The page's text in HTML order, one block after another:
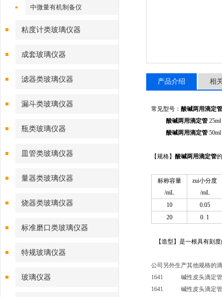
中微量有机制备仪
粘度计类玻璃仪器
成套玻璃仪器
滤器类玻璃仪器
漏斗类玻璃仪器
瓶类玻璃仪器
皿管类玻璃仪器
量器类玻璃仪器
烧器类玻璃仪器
标准磨口类玻璃仪器
特规玻璃仪器
玻璃仪器
产品介绍 相
常见型号： 酸碱两用滴定管
酸碱两用滴定管 25ml
酸碱两用滴定管 50ml
【规格】 酸碱两用滴定管
标称容量
/mL
zui小分度
/mL
10
0.05
20
0. 1
【造型】是一根具有刻
公司另外生产其他规格的
1641 碱性皮头滴定
1641 碱性皮头滴定